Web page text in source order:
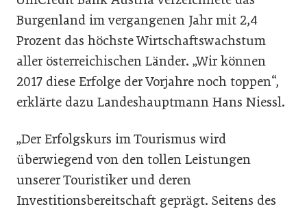
Burgenland im vergangenen Jahr mit 2,4
Prozent das höchste Wirtschaftswachstum
aller österreichischen Länder. „Wir können
2017 diese Erfolge der Vorjahre noch toppen“,
erklärte dazu Landeshauptmann Hans Niessl.
„Der Erfolgskurs im Tourismus wird
überwiegend von den tollen Leistungen
unserer Touristiker und deren
Investitionsbereitschaft geprägt. Seitens des